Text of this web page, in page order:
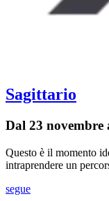
Sagittario
Dal 23 novembre
Questo è il momento
intraprendere un
segue